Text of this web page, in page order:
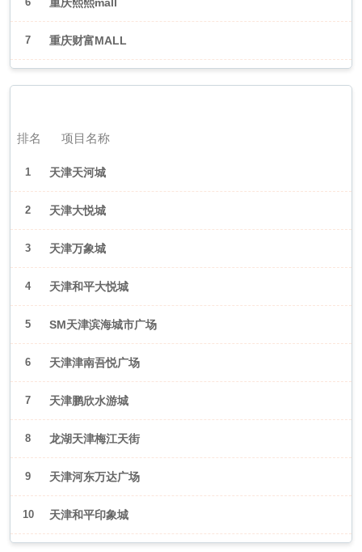
7 重庆财富MALL
排名 项目名称
1 天津天河城
2 天津大悦城
3 天津万象城
4 天津和平大悦城
5 SM天津滨海城市广场
6 天津津南吾悦广场
7 天津鹏欣水游城
8 龙湖天津梅江天街
9 天津河东万达广场
10 天津和平印象城